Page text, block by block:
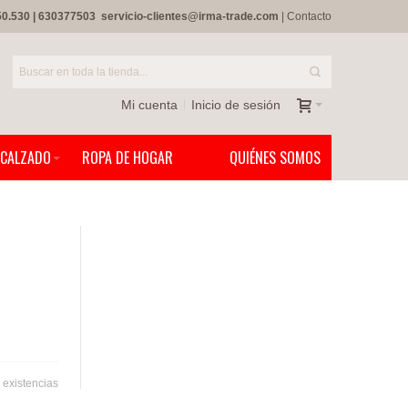
630377503 servicio-clientes@irma-trade.com Contacto
Mi cuenta Inicio de sesión
CALZADO ROPA DE HOGAR QUIÉNES SOMOS
existencias